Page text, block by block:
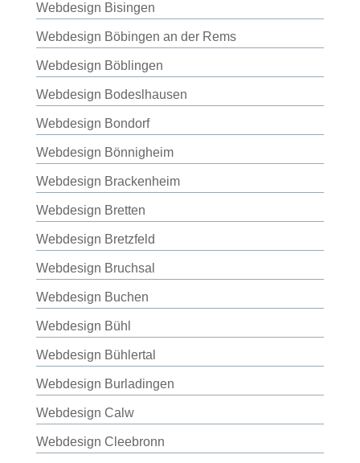
Webdesign Bisingen
Webdesign Böbingen an der Rems
Webdesign Böblingen
Webdesign Bodeslhausen
Webdesign Bondorf
Webdesign Bönnigheim
Webdesign Brackenheim
Webdesign Bretten
Webdesign Bretzfeld
Webdesign Bruchsal
Webdesign Buchen
Webdesign Bühl
Webdesign Bühlertal
Webdesign Burladingen
Webdesign Calw
Webdesign Cleebronn